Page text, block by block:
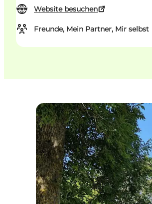
Website besuchen
Freunde, Mein Partner, Mir selbst